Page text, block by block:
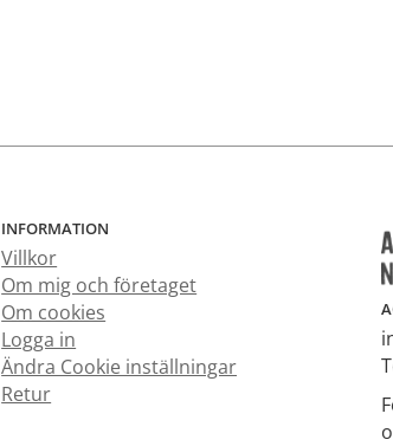
INFORMATION
Villkor
Om mig och företaget
Om cookies
Logga in
Ändra Cookie inställningar
Retur